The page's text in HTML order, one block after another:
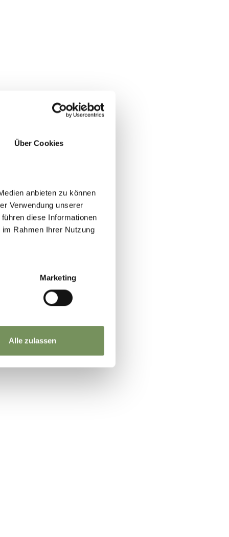
Über Cookies
anbieten zu können
Verwendung unserer
diese Informationen
Rahmen Ihrer Nutzung
Marketing
Alle zulassen